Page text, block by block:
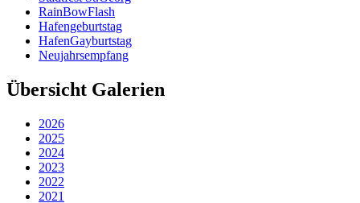
RainBowFlash
Hafengeburtstag
HafenGayburtstag
Neujahrsempfang
Übersicht Galerien
2026
2025
2024
2023
2022
2021